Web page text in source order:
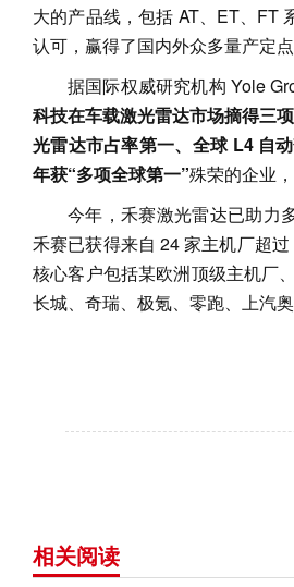
大的产品线，包括 AT、ET、FT
认可，赢得了国内外众多量产定点
据国际权威研究机构 Yole
科技在车载激光雷达市场摘得三
光雷达市占率第一、全球 L4 自
年获“多项全球第一”殊荣的企业
今年，禾赛激光雷达已助力
禾赛已获得来自 24 家主机厂超
核心客户包括某欧洲顶级主机厂
长城、奇瑞、极氪、零跑、上汽
相关阅读